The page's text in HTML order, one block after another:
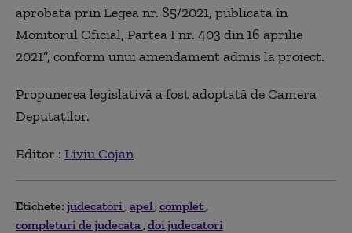
aprobată prin Legea nr. 85/2021, publicată în
Monitorul Oficial, Partea I nr. 403 din 16 aprilie
2021”, conform unui amendament admis la proiect.
Propunerea legislativă a fost adoptată de Camera
Deputaţilor.
Editor : Liviu Cojan
Etichete: judecatori apel complet
completuri de judecata doi judecatori